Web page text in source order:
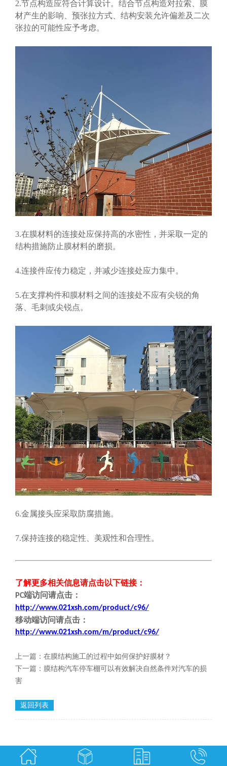
2.节点构造应符合计算设计。结合节点构造对拉索、膜
材产生的影响、预张拉方式、结构安装允许偏差及二次
张拉的可能性应予考虑。
3.在膜材料的连接处应保持高的水密性，并采取一定的
结构措施防止膜材料的磨损。
4.连接件应传力稳定，并减少连接处应力集中。
5.在支撑构件和膜材料之间的连接处不应有尖锐的角
落、毛刺或尖锐点。
6.金属接头应采取防腐措施。
7.保持连接的稳定性、美观性和合理性。
了解更多相关信息请点击以下链接：
PC端访问请点击 ：
http://www.021xsh.com/product/c96/
移动端访问请点击 ：
http://www.021xsh.com/m/product/c96/
上一篇： 在膜结构施工的过程中如何保护好膜材？
下一篇： 膜结构汽车停车棚可以有效解决自然条件对汽车的损
害
返回列表